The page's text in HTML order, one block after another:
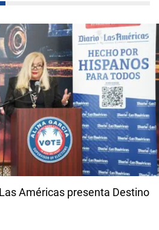
Américas presenta Destino